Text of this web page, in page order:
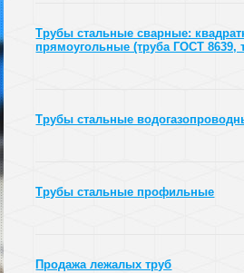
Трубы стальные сварные:
прямоугольные (труба ГОСТ 8639,
Трубы стальные
Трубы стальные профильные
Продажа лежалых труб